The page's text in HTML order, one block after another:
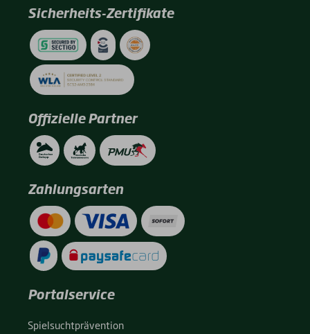
Sicherheits-Zertifikate
Offizielle Partner
Zahlungsarten
Portalservice
Spiel­sucht­prä­ven­ti­on